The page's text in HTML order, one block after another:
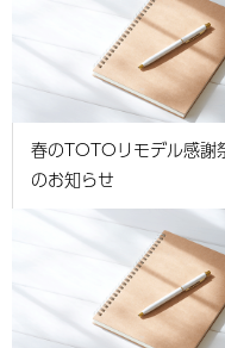
春のTOTOリモデル感謝
のお知らせ